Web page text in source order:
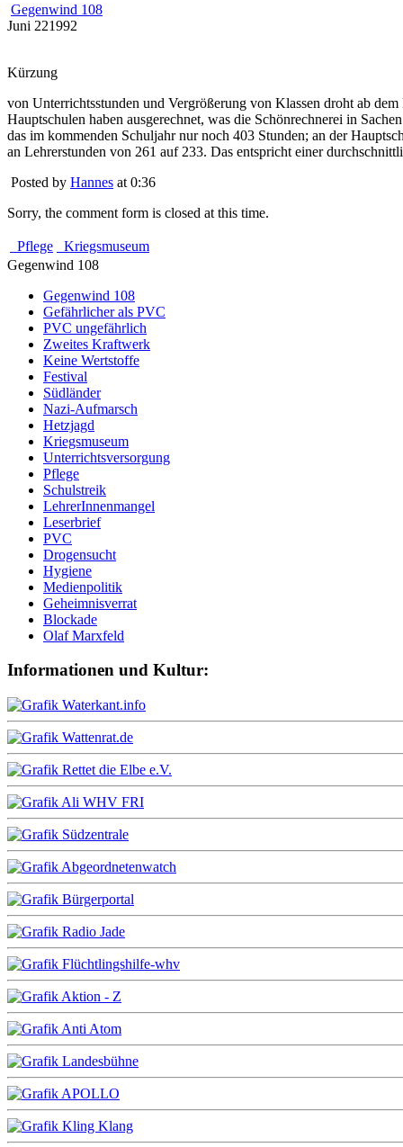
Gegenwind 108
Juni 221992
Kürzung
von Unterrichtsstunden und Vergrößerung von Klassen droht ab
Hauptschulen haben ausgerechnet, was die Schönrechnerei in
das im kommenden Schuljahr nur noch 403 Stunden; an der
an Lehrerstunden von 261 auf 233. Das entspricht einer
Posted by Hannes at 0:36
Sorry, the comment form is closed at this time.
Pflege
Kriegsmuseum
Gegenwind 108
Gegenwind 108
Gefährlicher als PVC
PVC ungefährlich
Zweites Kraftwerk
Keine Wertstoffe
Festival
Südländer
Nazi-Aufmarsch
Hetzjagd
Kriegsmuseum
Unterrichtsversorgung
Pflege
Schulstreik
LehrerInnenmangel
Leserbrief
PVC
Drogensucht
Hygiene
Medienpolitik
Geheimnisverrat
Blockade
Olaf Marxfeld
Informationen und Kultur: